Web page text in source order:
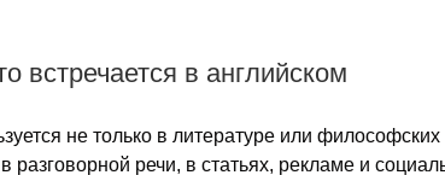
встречается в английском
не только в литературе или философских
речи, в статьях, рекламе и